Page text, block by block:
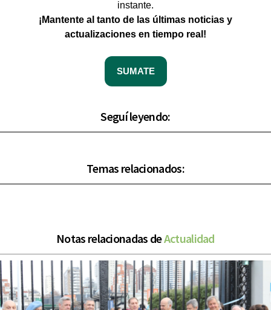
instante.
¡Mantente al tanto de las últimas noticias y
actualizaciones en tiempo real!
SUMATE
Seguí leyendo:
Temas relacionados:
Notas relacionadas deActualidad